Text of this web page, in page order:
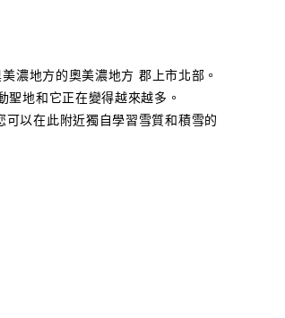
濃地方的奧美濃地方 郡上市北部。
地和它正在變得越來越多。
以在此附近獨自學習雪質和積雪的